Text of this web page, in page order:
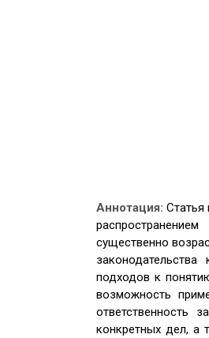
Аннотация: Статья
существенно
подходов к
возможность
ответственность
конкретных дел, а